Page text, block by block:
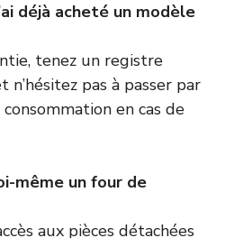
déjà acheté un modèle
tenez un registre
n’hésitez pas à passer par
en cas de
même un four de
aux pièces détachées